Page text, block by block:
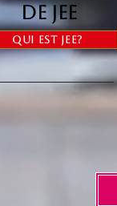
de jee
Qui est Jee?